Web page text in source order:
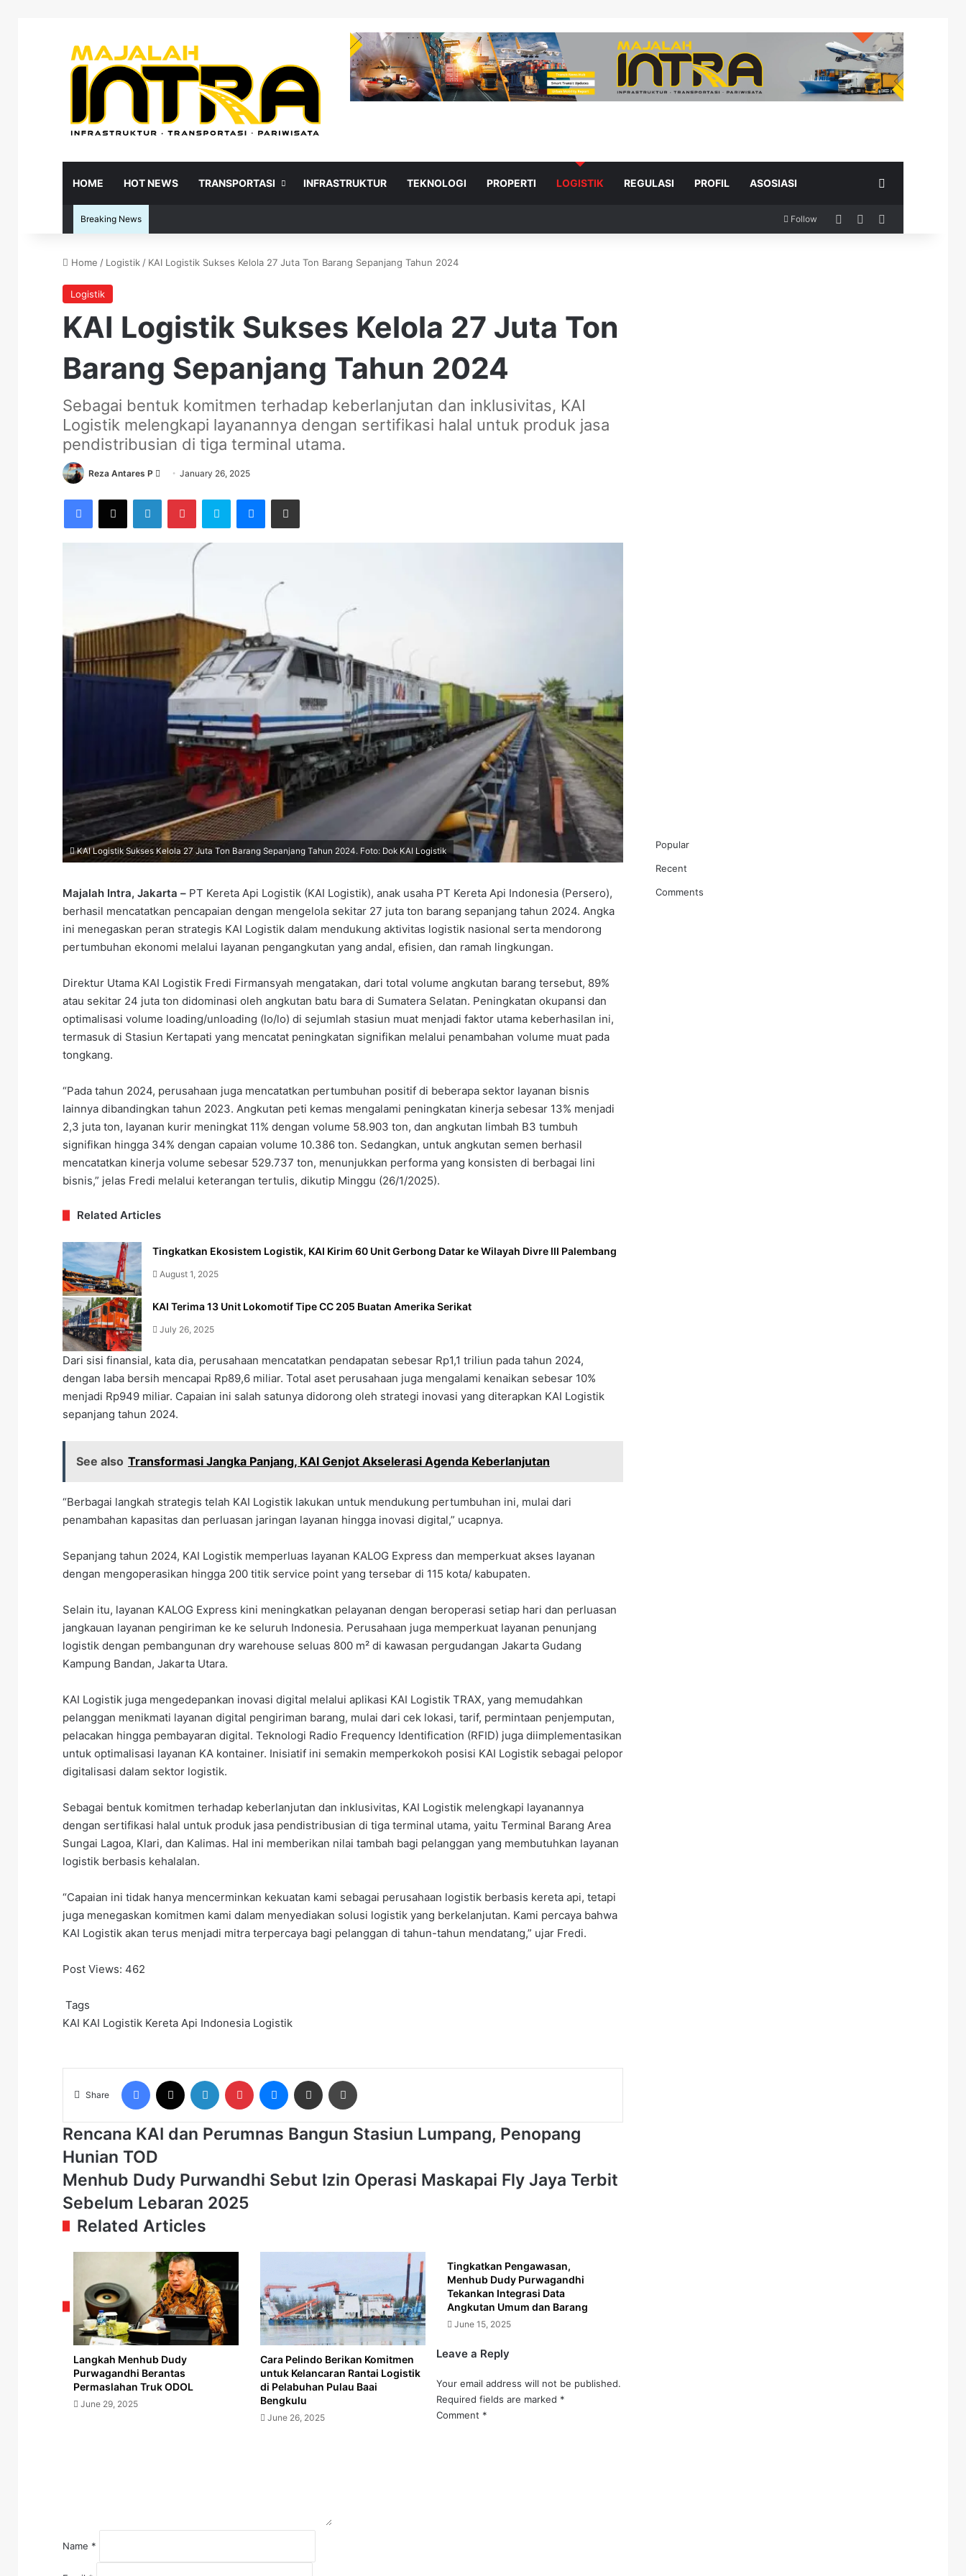
HOME HOT NEWS TRANSPORTASI INFRASTRUKTUR TEKNOLOGI PROPERTI LOGISTIK REGULASI PROFIL ASOSIASI
Breaking News Follow Log InRandom Article
Home / Logistik/ KAI Logistik Sukses Kelola 27 Juta Ton Barang Sepanjang Tahun 2024
Logistik
KAI Logistik Sukses Kelola 27 Juta Ton
Barang Sepanjang Tahun 2024
Sebagai bentuk komitmen terhadap keberlanjutan dan inklusivitas, KAI
Logistik melengkapi layanannya dengan sertifikasi halal untuk produk jasa
pendistribusian di tiga terminal utama.
Reza Antares P
Send
email
January 26, 2025
Facebook
X LinkedInPinterestSkype Messenger
Share via Email
KAI Logistik Sukses Kelola 27 Juta Ton Barang Sepanjang Tahun 2024. Foto: Dok KAI Logistik
Majalah Intra, Jakarta – PT Kereta Api Logistik (KAI Logistik), anak usaha PT Kereta Api Indonesia (Persero),
berhasil mencatatkan pencapaian dengan mengelola sekitar 27 juta ton barang sepanjang tahun 2024. Angka
ini menegaskan peran strategis KAI Logistik dalam mendukung aktivitas logistik nasional serta mendorong
pertumbuhan ekonomi melalui layanan pengangkutan yang andal, efisien, dan ramah lingkungan.
Direktur Utama KAI Logistik Fredi Firmansyah mengatakan, dari total volume angkutan barang tersebut, 89%
atau sekitar 24 juta ton didominasi oleh angkutan batu bara di Sumatera Selatan. Peningkatan okupansi dan
optimalisasi volume loading/unloading (lo/lo) di sejumlah stasiun muat menjadi faktor utama keberhasilan ini,
termasuk di Stasiun Kertapati yang mencatat peningkatan signifikan melalui penambahan volume muat pada
tongkang.
“Pada tahun 2024, perusahaan juga mencatatkan pertumbuhan positif di beberapa sektor layanan bisnis
lainnya dibandingkan tahun 2023. Angkutan peti kemas mengalami peningkatan kinerja sebesar 13% menjadi
2,3 juta ton, layanan kurir meningkat 11% dengan volume 58.903 ton, dan angkutan limbah B3 tumbuh
signifikan hingga 34% dengan capaian volume 10.386 ton. Sedangkan, untuk angkutan semen berhasil
mencatatkan kinerja volume sebesar 529.737 ton, menunjukkan performa yang konsisten di berbagai lini
bisnis,” jelas Fredi melalui keterangan tertulis, dikutip Minggu (26/1/2025).
Related Articles
Tingkatkan Ekosistem Logistik, KAI Kirim 60 Unit Gerbong Datar ke Wilayah Divre III Palembang
August 1, 2025
KAI Terima 13 Unit Lokomotif Tipe CC 205 Buatan Amerika Serikat
July 26, 2025
Dari sisi finansial, kata dia, perusahaan mencatatkan pendapatan sebesar Rp1,1 triliun pada tahun 2024,
dengan laba bersih mencapai Rp89,6 miliar. Total aset perusahaan juga mengalami kenaikan sebesar 10%
menjadi Rp949 miliar. Capaian ini salah satunya didorong oleh strategi inovasi yang diterapkan KAI Logistik
sepanjang tahun 2024.
See also Transformasi Jangka Panjang, KAI Genjot Akselerasi Agenda Keberlanjutan
“Berbagai langkah strategis telah KAI Logistik lakukan untuk mendukung pertumbuhan ini, mulai dari
penambahan kapasitas dan perluasan jaringan layanan hingga inovasi digital,” ucapnya.
Sepanjang tahun 2024, KAI Logistik memperluas layanan KALOG Express dan memperkuat akses layanan
dengan mengoperasikan hingga 200 titik service point yang tersebar di 115 kota/ kabupaten.
Selain itu, layanan KALOG Express kini meningkatkan pelayanan dengan beroperasi setiap hari dan perluasan
jangkauan layanan pengiriman ke ke seluruh Indonesia. Perusahaan juga memperkuat layanan penunjang
logistik dengan pembangunan dry warehouse seluas 800 m² di kawasan pergudangan Jakarta Gudang
Kampung Bandan, Jakarta Utara.
KAI Logistik juga mengedepankan inovasi digital melalui aplikasi KAI Logistik TRAX, yang memudahkan
pelanggan menikmati layanan digital pengiriman barang, mulai dari cek lokasi, tarif, permintaan penjemputan,
pelacakan hingga pembayaran digital. Teknologi Radio Frequency Identification (RFID) juga diimplementasikan
untuk optimalisasi layanan KA kontainer. Inisiatif ini semakin memperkokoh posisi KAI Logistik sebagai pelopor
digitalisasi dalam sektor logistik.
Sebagai bentuk komitmen terhadap keberlanjutan dan inklusivitas, KAI Logistik melengkapi layanannya
dengan sertifikasi halal untuk produk jasa pendistribusian di tiga terminal utama, yaitu Terminal Barang Area
Sungai Lagoa, Klari, dan Kalimas. Hal ini memberikan nilai tambah bagi pelanggan yang membutuhkan layanan
logistik berbasis kehalalan.
“Capaian ini tidak hanya mencerminkan kekuatan kami sebagai perusahaan logistik berbasis kereta api, tetapi
juga menegaskan komitmen kami dalam menyediakan solusi logistik yang berkelanjutan. Kami percaya bahwa
KAI Logistik akan terus menjadi mitra terpercaya bagi pelanggan di tahun-tahun mendatang,” ujar Fredi.
Post Views: 462
Tags
KAI KAI Logistik Kereta Api Indonesia Logistik
Share
Facebook LinkedIn Pinterest Messenger
Share via Email
Rencana
dan
Perumnas
Bangun
Stasiun
Lumpang,
Penopang
Hunian
Rencana KAI dan Perumnas Bangun Stasiun Lumpang, Penopang
Hunian TOD
Menhub
Dudy
Purwandhi
Sebut
Izin
Operasi
Terbit
Sebelum
Lebaran
2025
Menhub Dudy Purwandhi Sebut Izin Operasi Maskapai Fly Jaya Terbit
Sebelum Lebaran 2025
Related Articles
Langkah Menhub Dudy
Purwagandhi Berantas
Permaslahan Truk ODOL
June 29, 2025
Cara Pelindo Berikan Komitmen
untuk Kelancaran Rantai Logistik
di Pelabuhan Pulau Baai
Bengkulu
June 26, 2025
Tingkatkan Pengawasan,
Menhub Dudy Purwagandhi
Tekankan Integrasi Data
Angkutan Umum dan Barang
June 15, 2025
Leave a Reply
Your email address will not be published.
Required fields are marked *
Comment *
Name *
Popular
Recent
Comments